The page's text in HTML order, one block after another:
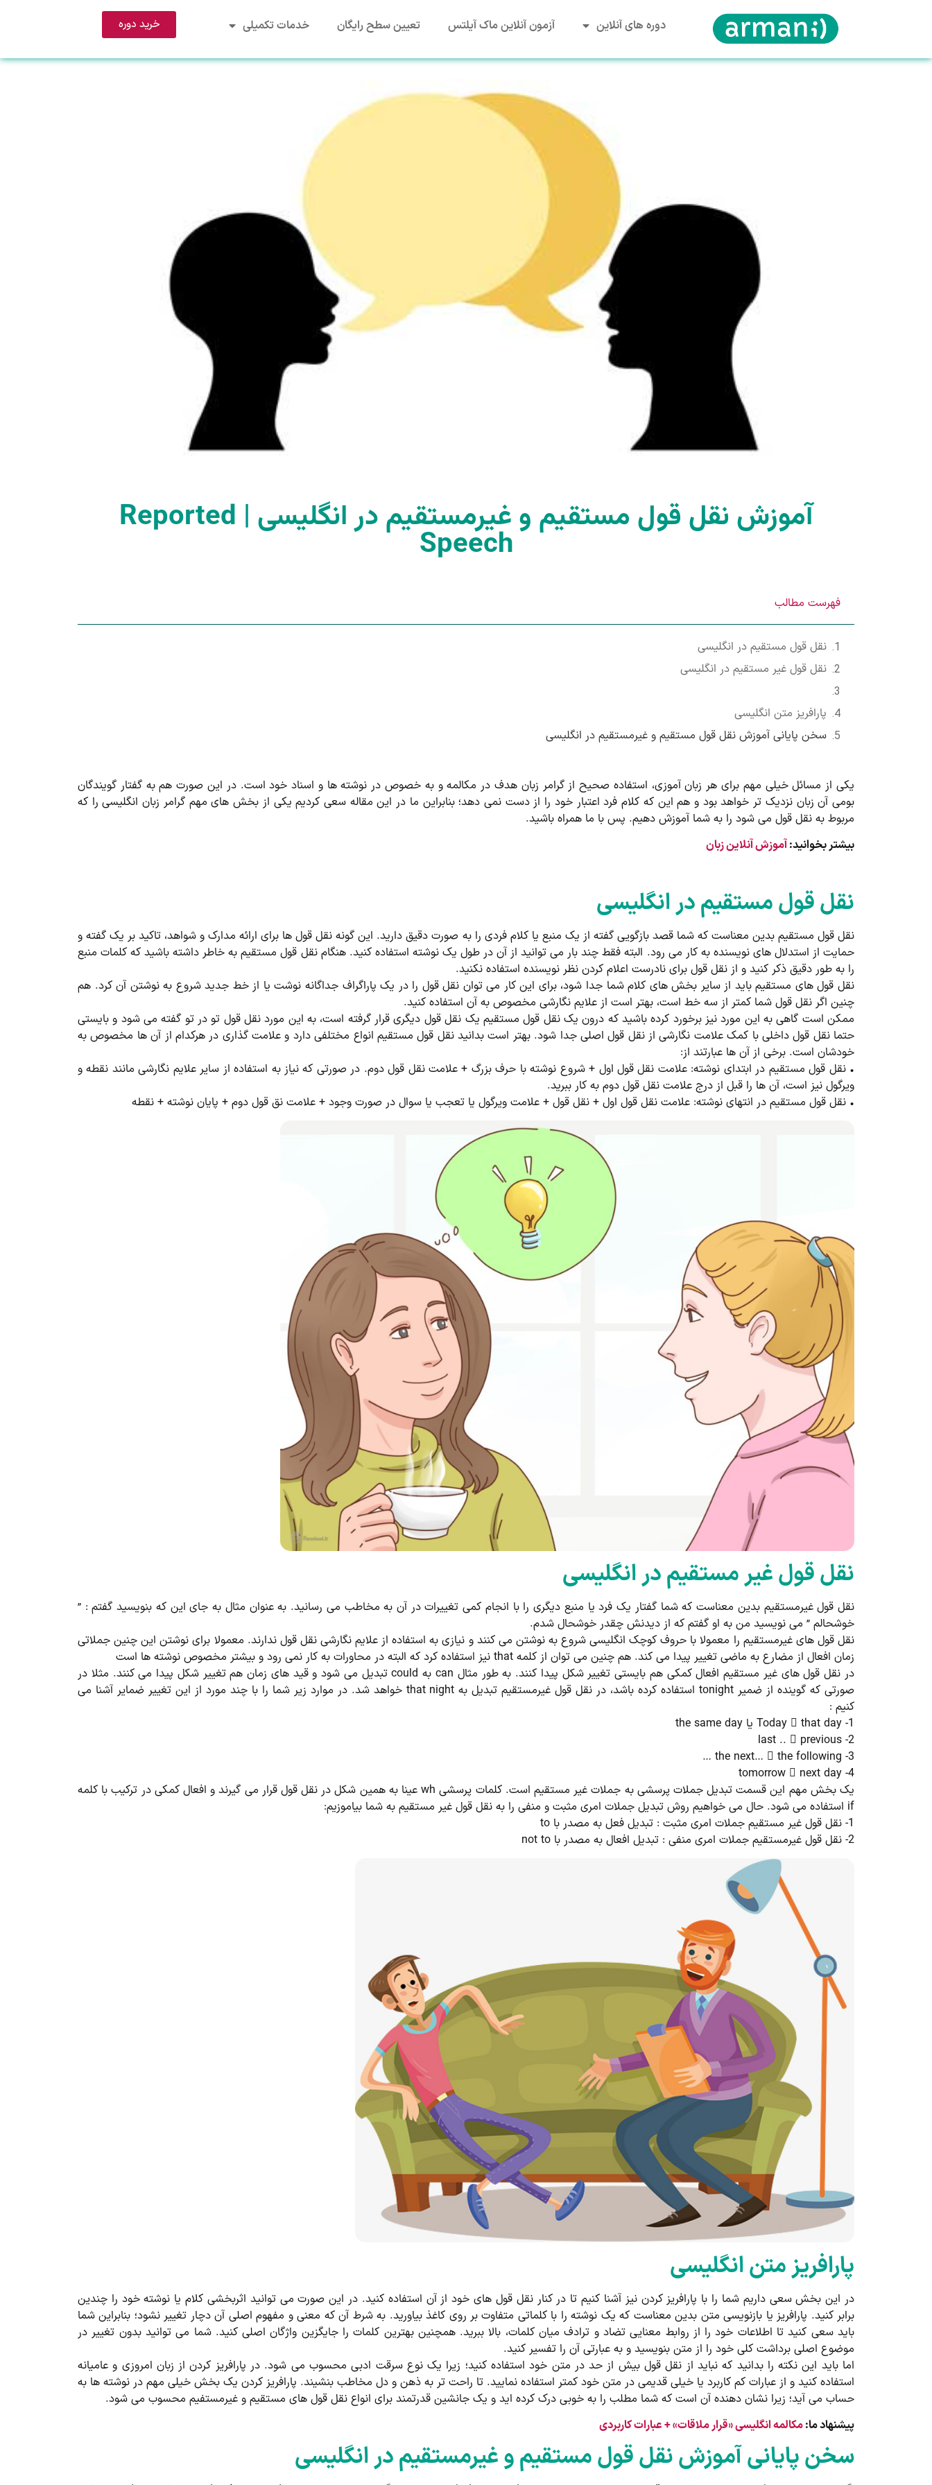
دوره های آنلاین آزمون آنلاین ماک آیلتس تعیین سطح رایگان خدمات تکمیلی خرید دوره
آموزش نقل قول مستقیم و غیرمستقیم در انگلیسی | Reported
Speech
فهرست مطالب
نقل قول مستقیم در انگلیسی
نقل قول غیر مستقیم در انگلیسی
پارافریز متن انگلیسی
سخن پایانی آموزش نقل قول مستقیم و غیرمستقیم در انگلیسی
یکی از مسائل خیلی مهم برای هر زبان آموزی، استفاده صحیح از گرامر زبان هدف در مکالمه و به خصوص در نوشته ها و اسناد خود است. در این صورت هم به گفتار گویندگان
بومی آن زبان نزدیک تر خواهد بود و هم این که کلام فرد اعتبار خود را از دست نمی دهد؛ بنابراین ما در این مقاله سعی کردیم یکی از بخش های مهم گرامر زبان انگلیسی را که
مربوط به نقل قول می شود را به شما آموزش دهیم. پس با ما همراه باشید.
بیشتر بخوانید:آموزش آنلاین زبان
نقل قول مستقیم در انگلیسی
نقل قول مستقیم بدین معناست که شما قصد بازگویی گفته از یک منبع یا کلام فردی را به صورت دقیق دارید. این گونه نقل قول ها برای ارائه مدارک و شواهد، تاکید بر یک گفته و
حمایت از استدلال های نویسنده به کار می رود. البته فقط چند بار می توانید از آن در طول یک نوشته استفاده کنید. هنگام نقل قول مستقیم به خاطر داشته باشید که کلمات منبع
را به طور دقیق ذکر کنید و از نقل قول برای نادرست اعلام کردن نظر نویسنده استفاده نکنید.
نقل قول های مستقیم باید از سایر بخش های کلام شما جدا شود، برای این کار می توان نقل قول را در یک پاراگراف جداگانه نوشت یا از خط جدید شروع به نوشتن آن کرد. هم
چنین اگر نقل قول شما کمتر از سه خط است، بهتر است از علایم نگارشی مخصوص به آن استفاده کنید.
ممکن است گاهی به این مورد نیز برخورد کرده باشید که درون یک نقل قول مستقیم یک نقل قول دیگری قرار گرفته است، به این مورد نقل قول تو در تو گفته می شود و بایستی
حتما نقل قول داخلی با کمک علامت نگارشی از نقل قول اصلی جدا شود. بهتر است بدانید نقل قول مستقیم انواع مختلفی دارد و علامت گذاری در هرکدام از آن ها مخصوص به
خودشان است. برخی از آن ها عبارتند از:
• نقل قول مستقیم در ابتدای نوشته: علامت نقل قول اول + شروع نوشته با حرف بزرگ + علامت نقل قول دوم. در صورتی که نیاز به استفاده از سایر علایم نگارشی مانند نقطه و
ویرگول نیز است، آن ها را قبل از درج علامت نقل قول دوم به کار ببرید.
• نقل قول مستقیم در انتهای نوشته: علامت نقل قول اول + نقل قول + علامت ویرگول یا تعجب یا سوال در صورت وجود + علامت نق قول دوم + پایان نوشته + نقطه
نقل قول غیر مستقیم در انگلیسی
نقل قول غیرمستقیم بدین معناست که شما گفتار یک فرد یا منبع دیگری را با انجام کمی تغییرات در آن به مخاطب می رسانید. به عنوان مثال به جای این که بنویسید گفتم : ”
خوشحالم ” می نویسید من به او گفتم که از دیدنش چقدر خوشحال شدم.
نقل قول های غیرمستقیم را معمولا با حروف کوچک انگلیسی شروع به نوشتن می کنند و نیازی به استفاده از علایم نگارشی نقل قول ندارند. معمولا برای نوشتن این چنین جملاتی
زمان افعال از مضارع به ماضی تغییر پیدا می کند. هم چنین می توان از کلمه that نیز استفاده کرد که البته در محاورات به کار نمی رود و بیشتر مخصوص نوشته ها است
در نقل قول های غیر مستقیم افعال کمکی هم بایستی تغییر شکل پیدا کنند. به طور مثال can به could تبدیل می شود و قید های زمان هم تغییر شکل پیدا می کنند. مثلا در
صورتی که گوینده از ضمیر tonight استفاده کرده باشد، در نقل قول غیرمستقیم تبدیل به that night خواهد شد. در موارد زیر شما را با چند مورد از این تغییر ضمایر آشنا می
کنیم :
1- Today  that day یا the same day
2- last ..  previous
3- the next…  the following …
4- tomorrow  next day
یک بخش مهم این قسمت تبدیل جملات پرسشی به جملات غیر مستقیم است. کلمات پرسشی wh عینا به همین شکل در نقل قول قرار می گیرند و افعال کمکی در ترکیب با کلمه
if استفاده می شود. حال می خواهیم روش تبدیل جملات امری مثبت و منفی را به نقل قول غیر مستقیم به شما بیاموزیم:
1- نقل قول غیر مستقیم جملات امری مثبت : تبدیل فعل به مصدر با to
2- نقل قول غیرمستقیم جملات امری منفی : تبدیل افعال به مصدر با not to
پارافریز متن انگلیسی
در این بخش سعی داریم شما را با پارافریز کردن نیز آشنا کنیم تا در کنار نقل قول های خود از آن استفاده کنید. در این صورت می توانید اثربخشی کلام یا نوشته خود را چندین
برابر کنید. پارافریز یا بازنویسی متن بدین معناست که یک نوشته را با کلماتی متفاوت بر روی کاغذ بیاورید. به شرط آن که معنی و مفهوم اصلی آن دچار تغییر نشود؛ بنابراین شما
باید سعی کنید تا اطلاعات خود را از روابط معنایی تضاد و ترادف میان کلمات، بالا ببرید. همچنین بهترین کلمات را جایگزین واژگان اصلی کنید. شما می توانید بدون تغییر در
موضوع اصلی برداشت کلی خود را از متن بنویسید و به عبارتی آن را تفسیر کنید.
اما باید این نکته را بدانید که نباید از نقل قول بیش از حد در متن خود استفاده کنید؛ زیرا یک نوع سرقت ادبی محسوب می شود. در پارافریز کردن از زبان امروزی و عامیانه
استفاده کنید و از عبارات کم کاربرد یا خیلی قدیمی در متن خود کمتر استفاده نمایید. تا راحت تر به ذهن و دل مخاطب بنشیند. پارافریز کردن یک بخش خیلی مهم در نوشته ها به
حساب می آید؛ زیرا نشان دهنده آن است که شما مطلب را به خوبی درک کرده اید و یک جانشین قدرتمند برای انواع نقل قول های مستقیم و غیرمستفیم محسوب می شود.
پیشنهاد ما:مکالمه انگلیسی «قرار ملاقات» + عبارات کاربردی
سخن پایانی آموزش نقل قول مستقیم و غیرمستقیم در انگلیسی